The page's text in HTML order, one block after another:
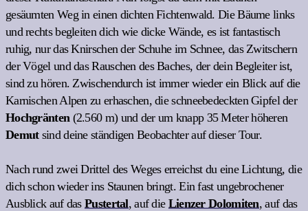
gesäumten Weg in einen dichten Fichtenwald. Die Bäume links
und rechts begleiten dich wie dicke Wände, es ist fantastisch
ruhig, nur das Knirschen der Schuhe im Schnee, das Zwitschern
der Vögel und das Rauschen des Baches, der dein Begleiter ist,
sind zu hören. Zwischendurch ist immer wieder ein Blick auf die
Karnischen Alpen zu erhaschen, die schneebedeckten Gipfel der
Hochgränten (2.560 m) und der um knapp 35 Meter höheren
Demutsind deine ständigen Beobachter auf dieser Tour.
Nach rund zwei Drittel des Weges erreichst du eine Lichtung, die
dich schon wieder ins Staunen bringt. Ein fast ungebrochener
Ausblick auf dasPustertal, auf die Lienzer Dolomiten, auf das